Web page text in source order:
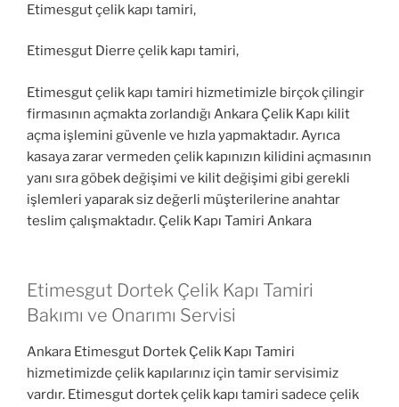
Etimesgut çelik kapı tamiri,
Etimesgut Dierre çelik kapı tamiri,
Etimesgut çelik kapı tamiri hizmetimizle birçok çilingir
firmasının açmakta zorlandığı Ankara Çelik Kapı kilit
açma işlemini güvenle ve hızla yapmaktadır. Ayrıca
kasaya zarar vermeden çelik kapınızın kilidini açmasının
yanı sıra göbek değişimi ve kilit değişimi gibi gerekli
işlemleri yaparak siz değerli müşterilerine anahtar
teslim çalışmaktadır. Çelik Kapı Tamiri Ankara
Etimesgut Dortek Çelik Kapı Tamiri
Bakımı ve Onarımı Servisi
Ankara Etimesgut Dortek Çelik Kapı Tamiri
hizmetimizde çelik kapılarınız için tamir servisimiz
vardır. Etimesgut dortek çelik kapı tamiri sadece çelik